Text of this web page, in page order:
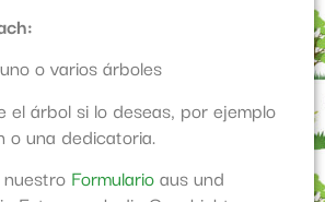
o varios árboles
el árbol si lo deseas, por ejemplo
o una dedicatoria.
Formularioaus und